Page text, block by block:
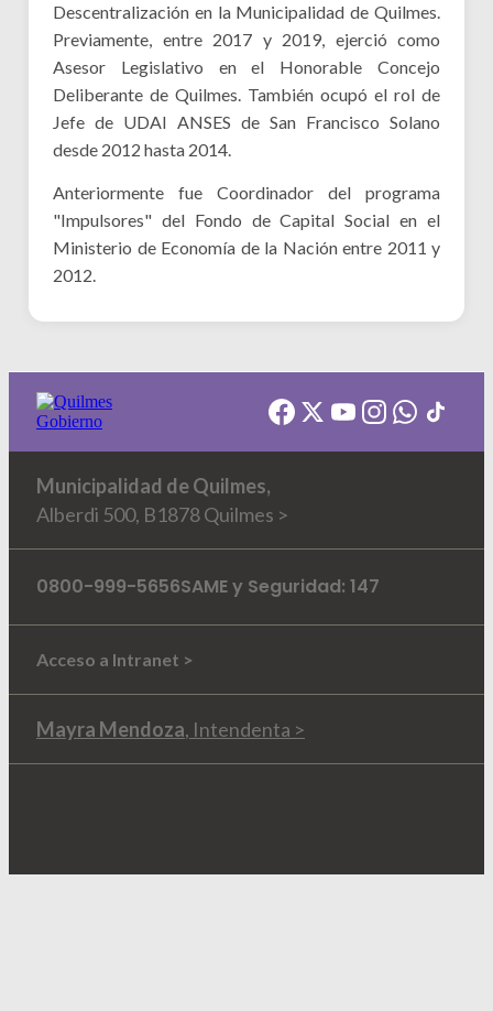
Descentralización en la Municipalidad de Quilmes.
Previamente, entre 2017 y 2019, ejerció como
Asesor Legislativo en el Honorable Concejo
Deliberante de Quilmes. También ocupó el rol de
Jefe de UDAI ANSES de San Francisco Solano
desde 2012 hasta 2014.
Anteriormente fue Coordinador del programa
"Impulsores" del Fondo de Capital Social en el
Ministerio de Economía de la Nación entre 2011 y
2012.
Municipalidad de Quilmes,
Alberdi 500, B1878 Quilmes >
0800-999-5656SAME y Seguridad: 147
Acceso a Intranet >
Mayra Mendoza, Intendenta >